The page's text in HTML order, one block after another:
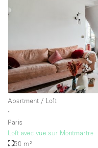
Apartment / Loft
∙
Paris
Loft avec vue sur Montmartre
50 m²